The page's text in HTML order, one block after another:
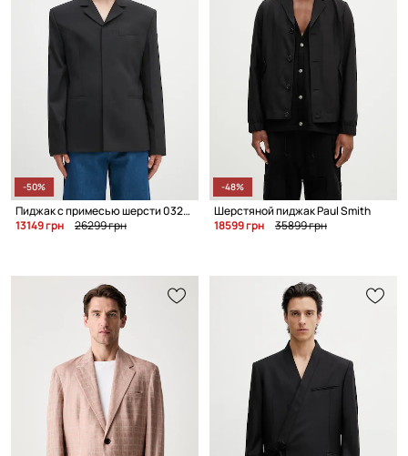
-50%
Пиджак с примесью шерсти 032C '032C Office Attire'
13149 грн
26299 грн
-48%
Шерстяной пиджак Paul Smith
18599 грн
35899 грн